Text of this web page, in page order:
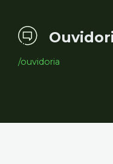
/ouvidoria